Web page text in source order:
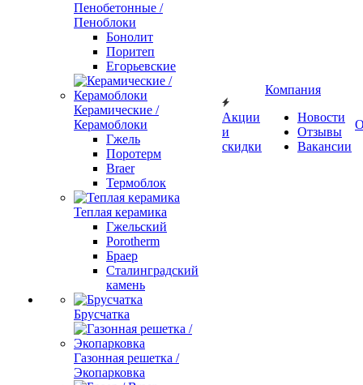
Пенобетонные /
Пеноблоки
Бонолит
Поритеп
Егорьевские
Керамические /
Керамоблоки
Гжель
Поротерм
Braer
Термоблок
Теплая керамика
Гжельский
Porotherm
Браер
Сталинградский
камень
Брусчатка
Газонная решетка /
Экопарковка
Акции
и
скидки
Компания
Новости
Отзывы
Вакансии